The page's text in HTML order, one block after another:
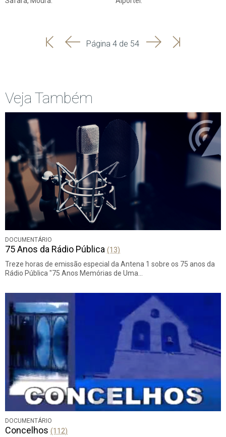
'
'
Página 4 de 54 SeguinteÚltima
Veja Também
DOCUMENTÁRIO
75 Anos da Rádio Pública (13)
Treze horas de emissão especial da Antena 1 sobre os 75 anos da
Rádio Pública "75 Anos Memórias de Uma…
DOCUMENTÁRIO
Concelhos (112)